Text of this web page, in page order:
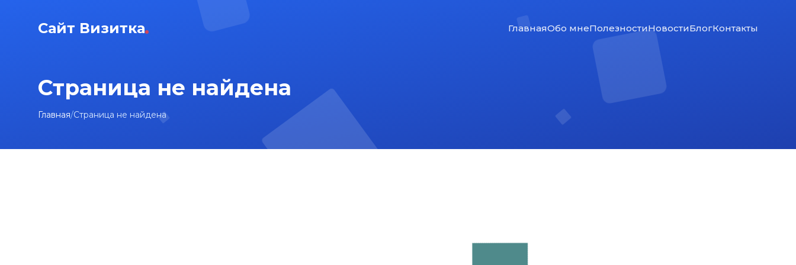
Сайт Визитка ГлавнаяОбо мнеПолезностиНовостиБлогКонтакты
Страница не найдена
Главная/Страница не найдена